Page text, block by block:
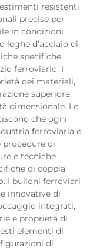
resistenti
precise per
in condizioni
leghe d’acciaio di
specifiche
ferroviario. I
dei materiali,
superiore,
dimensionale. Le
che ogni
ferroviaria e
di
e tecniche
di coppia
I bulloni ferroviari
innovative di
integrati,
e proprietà di
elementi di
di